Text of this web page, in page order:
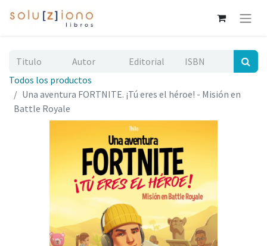
Todos los productos
Una aventura FORTNITE. ¡Tú eres el héroe! - Misión en
Battle Royale